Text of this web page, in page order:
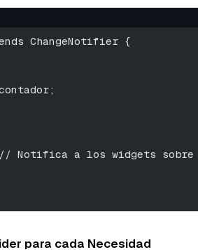
ChangeNotifier {
Notifica a los widgets sobre
para cada Necesidad